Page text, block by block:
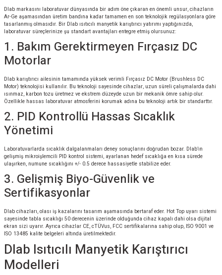
Dlab markasını laboratuvar dünyasında bir adım öne çıkaran en önemli unsur, cihazların
Ar-Ge aşamasından üretim bandına kadar tamamen en son teknolojik regülasyonlara göre
tasarlanmış olmasıdır. Bir Dlab ısıtıcılı manyetik karıştırıcı yatırımı yaptığınızda,
laboratuvar süreçlerinize şu standart avantajları entegre etmiş olursunuz:
1. Bakım Gerektirmeyen Fırçasız DC
Motorlar
Dlab karıştırıcı ailesinin tamamında yüksek verimli Fırçasız DC Motor (Brushless DC
Motor) teknolojisi kullanılır. Bu teknoloji sayesinde cihazlar, uzun süreli çalışmalarda dahi
ısınmaz, karbon tozu üretmez ve ekstrem düzeyde uzun bir mekanik ömre sahip olur.
Özellikle hassas laboratuvar atmosferini korumak adına bu teknoloji artık bir standarttır.
2. PID Kontrollü Hassas Sıcaklık
Yönetimi
Laboratuvarlarda sıcaklık dalgalanmaları deney sonuçlarını doğrudan bozar. Dlab’ın
gelişmiş mikroişlemcili PID kontrol sistemi, ayarlanan hedef sıcaklığa en kısa sürede
ulaşırken, numune sıcaklığını +/- 0.5 derece hassasiyetle stabilize eder.
3. Gelişmiş Biyo-Güvenlik ve
Sertifikasyonlar
Dlab cihazları, olası iş kazalarını tasarım aşamasında bertaraf eder. Hot Top uyarı sistemi
sayesinde tabla sıcaklığı 50 derecenin üzerinde olduğunda cihaz kapalı dahi olsa dijital
ekran sizi uyarır. Ayrıca cihazlar CE, cTÜVus, FCC sertifikalarına sahip olup, ISO 9001 ve
ISO 13485 kalite belgeleri altında üretilmektedir.
Dlab Isıtıcılı Manyetik Karıştırıcı
Modelleri